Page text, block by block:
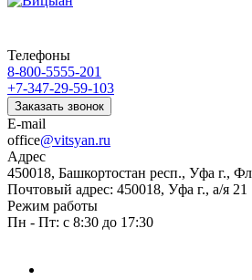
Телефоны
8-800-5555-201
+7-347-29-59-103
Заказать звонок
E-mail
office@vitsyan.ru
Адрес
450018, Башкортостан респ., Уфа г.,
Почтовый адрес: 450018, Уфа г., а/я 21
Режим работы
Пн - Пт: с 8:30 до 17:30